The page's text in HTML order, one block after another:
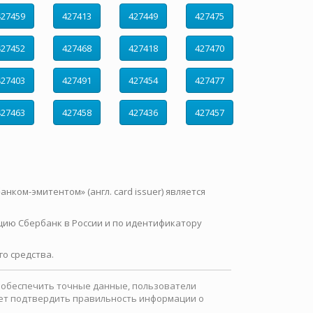
427413 427449 427475
427468 427418 427470
427491 427454 427477
427458 427436 427457
эмитентом» (англ. card issuer) является
Сбербанк в России и по идентификатору
средства.
точные данные, пользователи
подтвердить правильность информации о